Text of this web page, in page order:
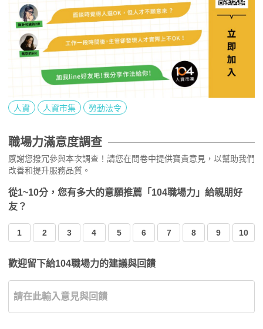
人資 人資市集 勞動法令
職場力滿意度調查
感謝您撥冗參與本次調查！請您在問卷中提供寶貴意見，以幫助我們
改善和提升服務品質。
從1~10分，您有多大的意願推薦「104職場力」給親朋好
友？
1 2 3 4 5 6 7 8 9 10
歡迎留下給104職場力的建議與回饋